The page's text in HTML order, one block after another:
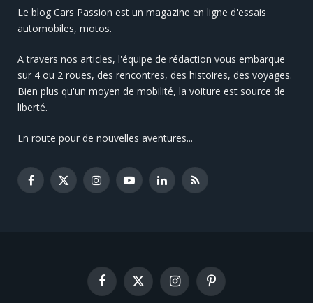
Le blog Cars Passion est un magazine en ligne d'essais
automobiles, motos.
A travers nos articles, l'équipe de rédaction vous embarque
sur 4 ou 2 roues, des rencontres, des histoires, des voyages.
Bien plus qu'un moyen de mobilité, la voiture est source de
liberté.
En route pour de nouvelles aventures...
Facebook
X
InstagramYouTubeLinkedInRSS
Facebook
X
(Twitter)
InstagramPinterest